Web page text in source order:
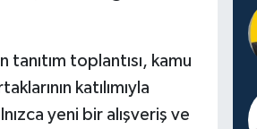
toplantısı, kamu
katılımıyla
yeni bir alışveriş ve